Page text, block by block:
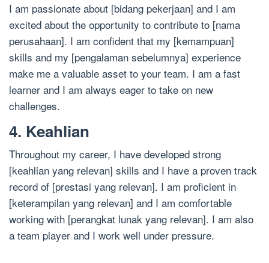
I am passionate about [bidang pekerjaan] and I am
excited about the opportunity to contribute to [nama
perusahaan]. I am confident that my [kemampuan]
skills and my [pengalaman sebelumnya] experience
make me a valuable asset to your team. I am a fast
learner and I am always eager to take on new
challenges.
4. Keahlian
Throughout my career, I have developed strong
[keahlian yang relevan] skills and I have a proven track
record of [prestasi yang relevan]. I am proficient in
[keterampilan yang relevan] and I am comfortable
working with [perangkat lunak yang relevan]. I am also
a team player and I work well under pressure.